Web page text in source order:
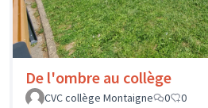
De l'ombre au collège
CVC collège Montaigne
0 0